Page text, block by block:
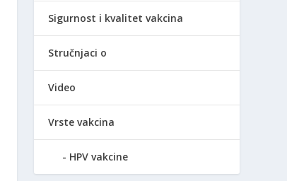
Sigurnost i kvalitet vakcina
Stručnjaci o
Video
Vrste vakcina
HPV vakcine